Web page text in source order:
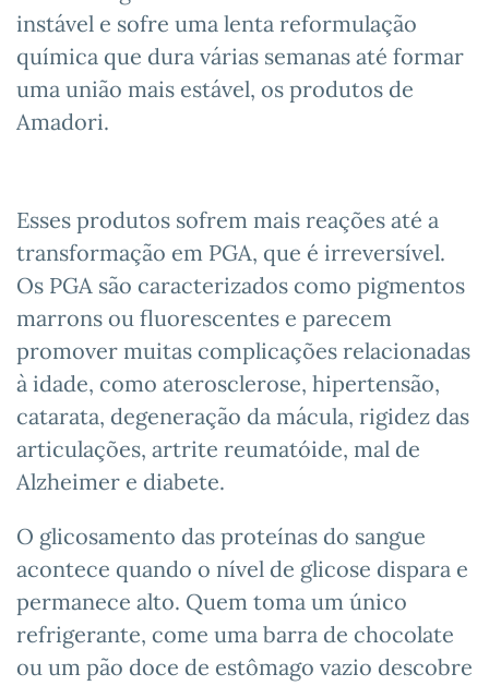
instável e sofre uma lenta reformulação
química que dura várias semanas até formar
uma união mais estável, os produtos de
Amadori.
Esses produtos sofrem mais reações até a
transformação em PGA, que é irreversível.
Os PGA são caracterizados como pigmentos
marrons ou fluorescentes e parecem
promover muitas complicações relacionadas
à idade, como aterosclerose, hipertensão,
catarata, degeneração da mácula, rigidez das
articulações, artrite reumatóide, mal de
Alzheimer e diabete.
O glicosamento das proteínas do sangue
acontece quando o nível de glicose dispara e
permanece alto. Quem toma um único
refrigerante, come uma barra de chocolate
ou um pão doce de estômago vazio descobre